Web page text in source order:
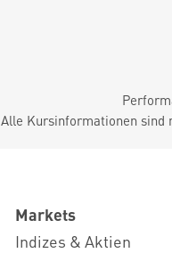
Alle Kursinformationen sind
Markets
Indizes & Aktien